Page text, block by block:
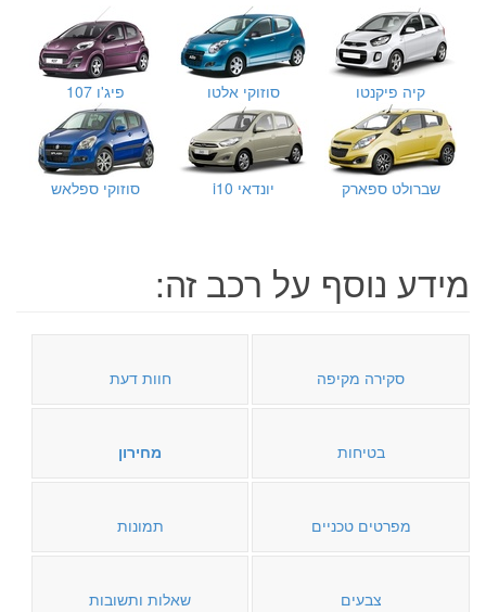
קיה פיקנטו סוזוקי אלטו פיג'ו 107
שברולט ספארק יונדאי i10 סוזוקי ספלאש
מידע נוסף על רכב זה:
סקירה מקיפה חוות דעת
בטיחות מחירון
מפרטים טכניים תמונות
צבעים שאלות ותשובות